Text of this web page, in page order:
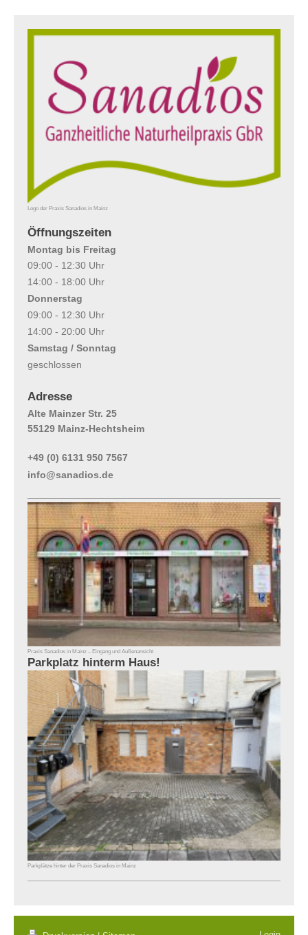
Logo der Praxis Sanadios in Mainz
Öffnungszeiten
Montag bis Freitag
09:00 - 12:30 Uhr
14:00 - 18:00 Uhr
Donnerstag
09:00 - 12:30 Uhr
14:00 - 20:00 Uhr
Samstag / Sonntag
geschlossen
Adresse
Alte Mainzer Str. 25
55129 Mainz-Hechtsheim
+49 (0) 6131 950 7567
info@sanadios.de
Praxis Sanadios in Mainz – Eingang und Außenansicht
Parkplatz hinterm Haus!
Parkplätze hinter der Praxis Sanadios in Mainz